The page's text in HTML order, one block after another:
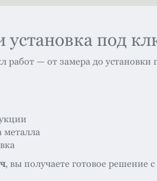
установка под
— от замера до установки
металла
, вы получаете готовое решение с